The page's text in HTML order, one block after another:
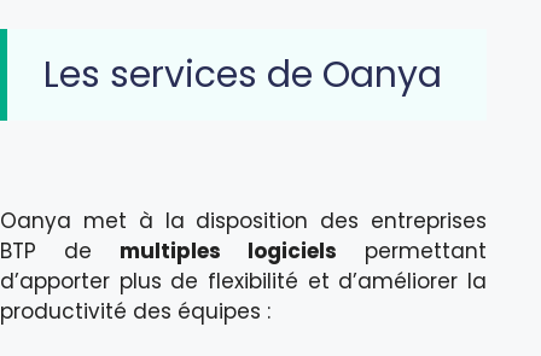
Les services de Oanya
Oanya met à la disposition des entreprises
BTP de multiples logiciels permettant
d’apporter plus de flexibilité et d’améliorer la
productivité des équipes :